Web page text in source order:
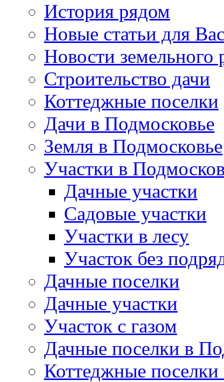
История рядом
Новые статьи для
Новости земельного
Строительство дачи
Коттеджные поселки
Дачи в Подмосковье
Земля в Подмосковье
Участки в
Дачные участки
Садовые участки
Участки в лесу
Участок без
Дачные поселки
Дачные участки
Участок с газом
Дачные поселки в
Коттеджные